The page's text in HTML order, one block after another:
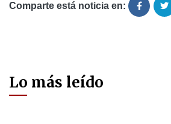
Comparte está noticia en:
Lo más leído